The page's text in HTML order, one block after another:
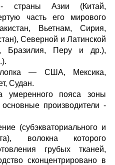
- страны Азии (Китай,
часть его мирового
Вьетнам, Сирия,
Северной и Латинской
Бразилия, Перу и др.),
— США, Мексика,
Судан.
умеренного пояса зоны
производители -
(субэкваториального и
волокна которого
грубых тканей,
сконцентрировано в